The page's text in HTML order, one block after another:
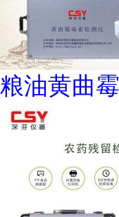
粮油黄曲